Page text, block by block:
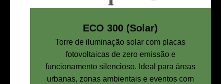
ECO 300 (Solar)
Torre de iluminação solar com placas
fotovoltaicas de zero emissão e
funcionamento silencioso. Ideal para áreas
urbanas, zonas ambientais e eventos com